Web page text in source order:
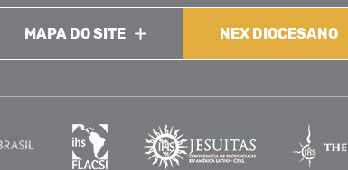
MAPA DO SITE NEX DIOCESANO